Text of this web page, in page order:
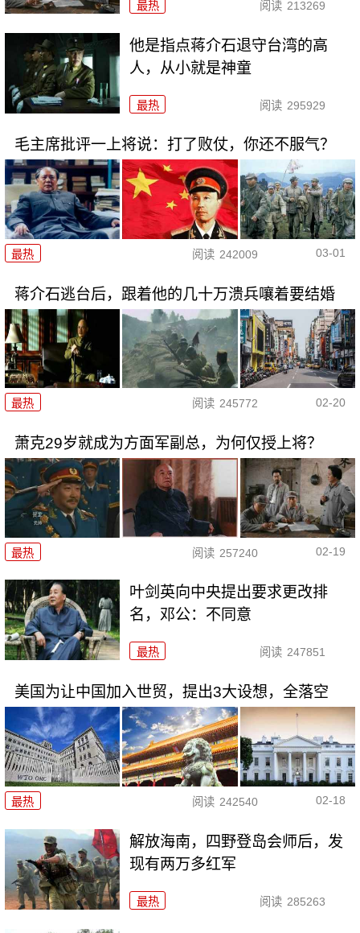
最热 阅读 213269
他是指点蒋介石退守台湾的高
人，从小就是神童
最热 阅读 295929
毛主席批评一上将说：打了败仗，你还不服气？
最热 阅读 242009 03-01
蒋介石逃台后，跟着他的几十万溃兵嚷着要结婚
最热 阅读 245772 02-20
萧克29岁就成为方面军副总，为何仅授上将？
最热 阅读 257240 02-19
叶剑英向中央提出要求更改排
名，邓公：不同意
最热 阅读 247851
美国为让中国加入世贸，提出3大设想，全落空
最热 阅读 242540 02-18
解放海南，四野登岛会师后，发
现有两万多红军
最热 阅读 285263